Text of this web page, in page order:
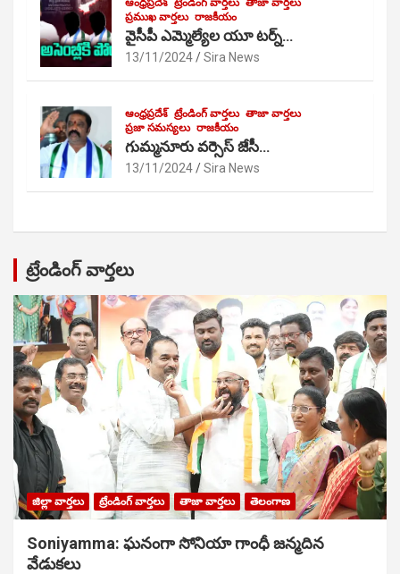
ఆంధ్రప్రదేశ్ ట్రేండింగ్ వార్తలు తాజా వార్తలు
ప్రముఖ వార్తలు రాజకీయం
వైసీపీ ఎమ్మెల్యేల యూ టర్న్…
13/11/2024 Sira News
ఆంధ్రప్రదేశ్ ట్రేండింగ్ వార్తలు తాజా వార్తలు
ప్రజా సమస్యలు రాజకీయం
గుమ్మనూరు వర్సెస్ జేసీ…
13/11/2024 Sira News
ట్రేండింగ్ వార్తలు
జిల్లా వార్తలు ట్రేండింగ్ వార్తలు తాజా వార్తలు తెలంగాణ
Soniyamma: ఘ‌నంగా సోనియా గాంధీ జ‌న్మ‌దిన
వేడుక‌లు